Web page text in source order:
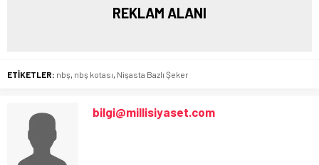
REKLAM ALANI
ETİKETLER: nbş, nbş kotası, Nişasta Bazlı Şeker
bilgi@millisiyaset.com